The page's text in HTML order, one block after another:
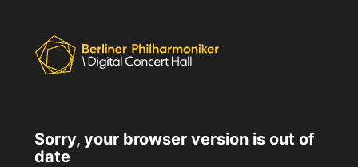
Sorry, your browser version is out of
date